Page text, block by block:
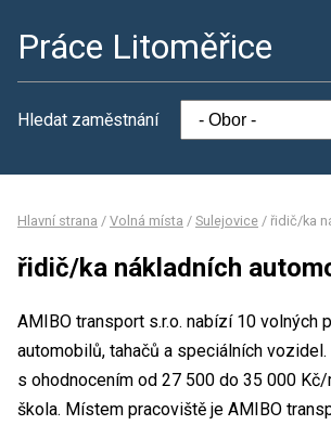
Práce Litoměřice
Hledat zaměstnání
Hlavní strana / Volná místa / Sulejovice / řidič/ka
řidič/ka nákladních
AMIBO transport s.r.o. nabízí 10
automobilů, tahačů a speciálních
s ohodnocením od 27 500 do 35 000
škola. Místem pracoviště je AMIBO